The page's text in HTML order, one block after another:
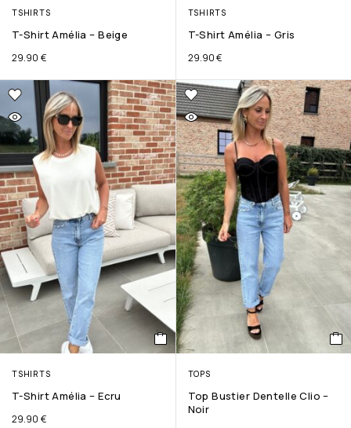
TSHIRTS
T-Shirt Amélia – Beige
29.90 €
TSHIRTS
T-Shirt Amélia – Gris
29.90€
TSHIRTS
T-Shirt Amélia – Ecru
29.90 €
TOPS
Top Bustier Dentelle Clio –
Noir